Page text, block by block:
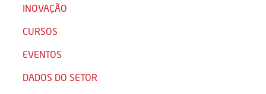
INOVAÇÃO
CURSOS
EVENTOS
DADOS DO SETOR